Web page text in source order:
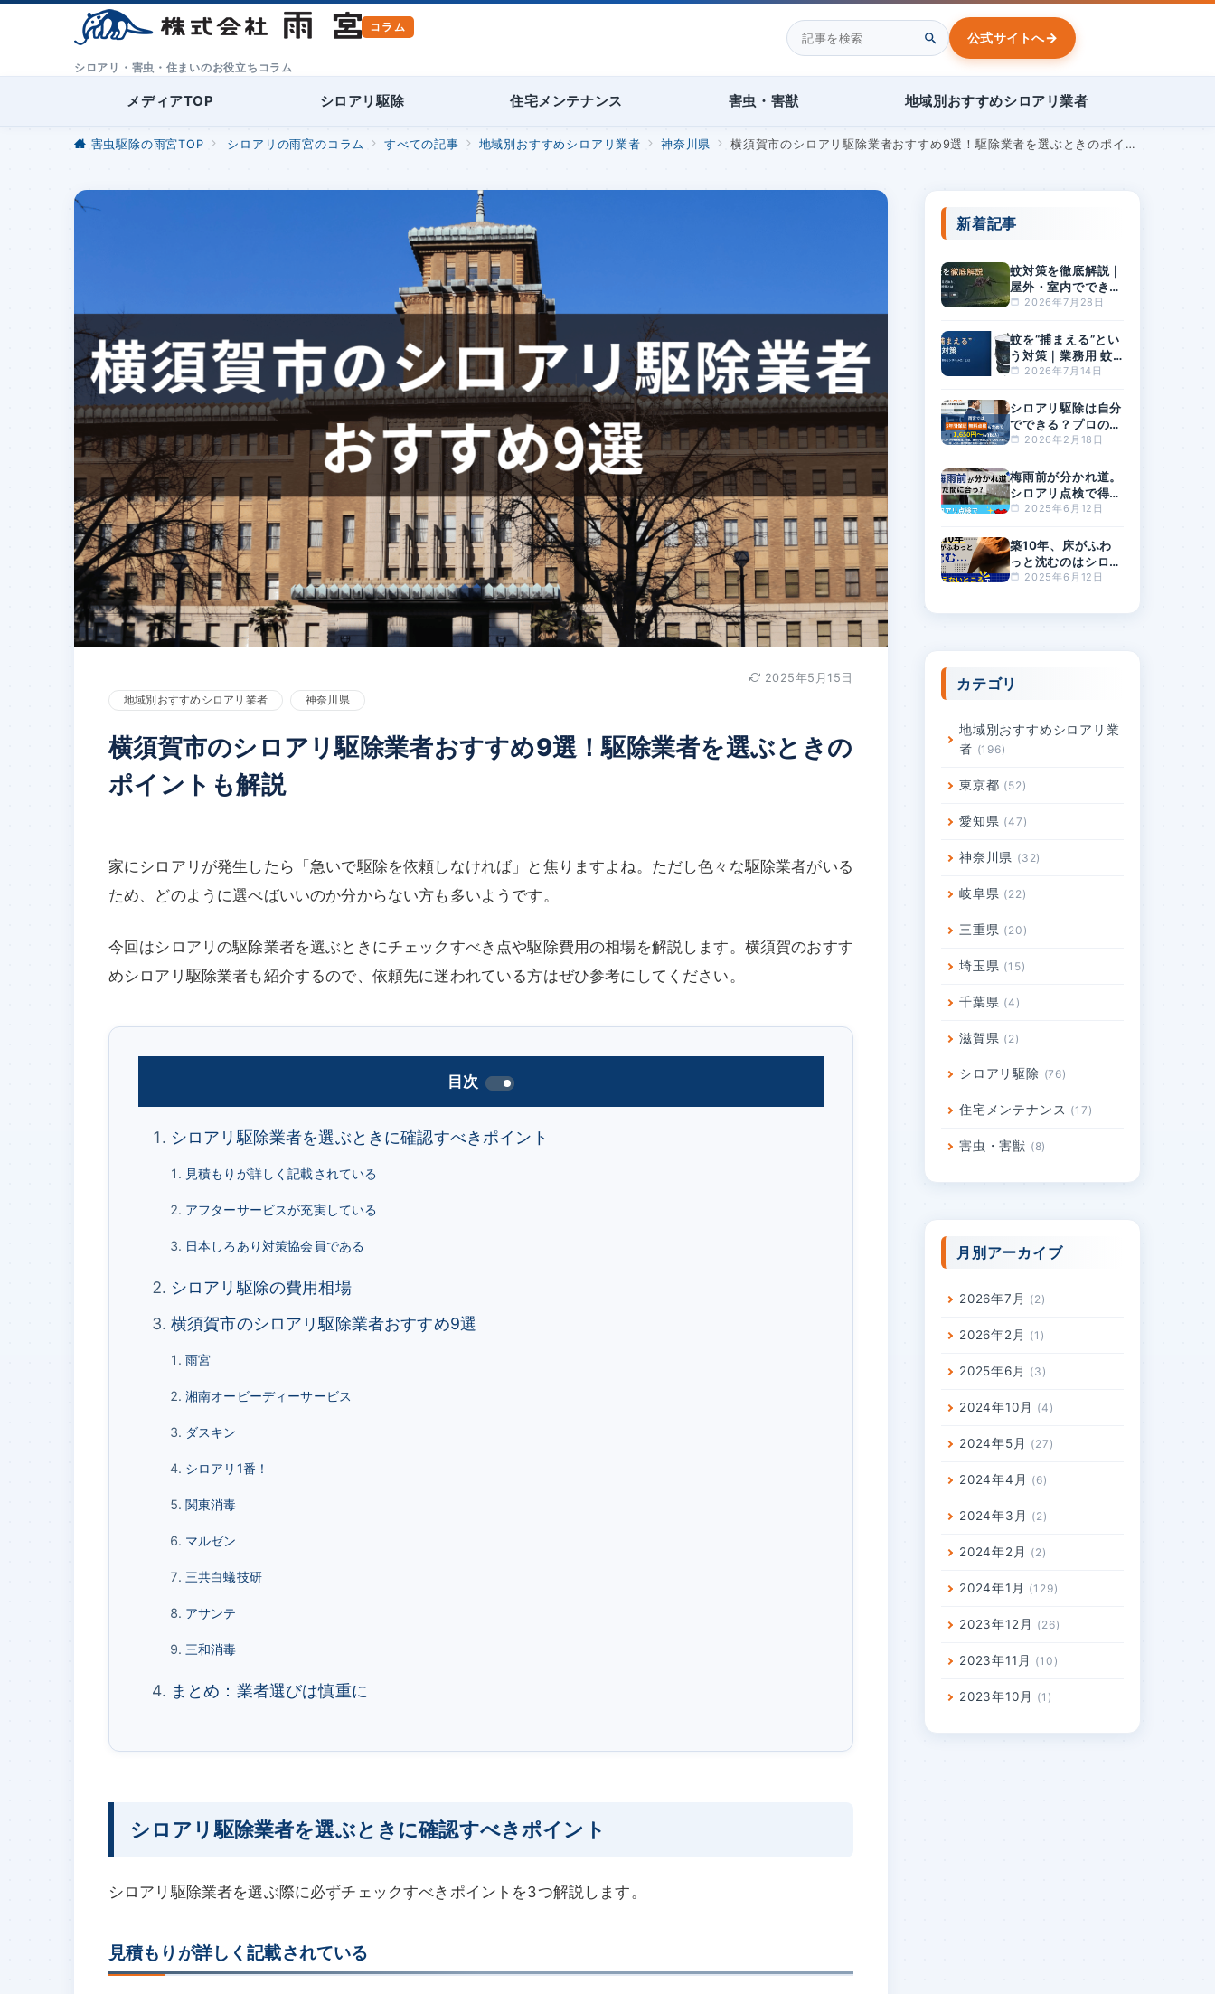
シロアリ・害虫・住まいのお役立ちコラム
公式サイトへ→
メディアTOP シロアリ駆除 住宅メンテナンス 害虫・害獣 地域別おすすめシロアリ業者
害虫駆除の雨宮TOP シロアリの雨宮のコラム すべての記事 地域別おすすめシロアリ業者 神奈川県 横須賀市のシロアリ駆除業者おすすめ9選！駆除業者を選ぶときのポイントも解説
2025年5月15日
地域別おすすめシロアリ業者 神奈川県
横須賀市のシロアリ駆除業者おすすめ9選！駆除業者を選ぶときの
ポイントも解説
家にシロアリが発生したら「急いで駆除を依頼しなければ」と焦りますよね。ただし色々な駆除業者がいる
ため、どのように選べばいいのか分からない方も多いようです。
今回はシロアリの駆除業者を選ぶときにチェックすべき点や駆除費用の相場を解説します。横須賀のおすす
めシロアリ駆除業者も紹介するので、依頼先に迷われている方はぜひ参考にしてください。
目次
シロアリ駆除業者を選ぶときに確認すべきポイント
見積もりが詳しく記載されている
アフターサービスが充実している
日本しろあり対策協会員である
シロアリ駆除の費用相場
横須賀市のシロアリ駆除業者おすすめ9選
雨宮
湘南オービーディーサービス
ダスキン
シロアリ1番！
関東消毒
マルゼン
三共白蟻技研
アサンテ
三和消毒
まとめ：業者選びは慎重に
シロアリ駆除業者を選ぶときに確認すべきポイント
シロアリ駆除業者を選ぶ際に必ずチェックすべきポイントを3つ解説します。
見積もりが詳しく記載されている
新着記事
蚊対策を徹底解説｜
屋外・室内でできる
方法と、刺されやす
2026年7月28日
蚊を“捕まえる”とい
う対策｜業務用 蚊
捕獲器「BGセンチ
2026年7月14日
シロアリ駆除は自分
でできる？プロの駆
除費用の相場は？料
クが高まる理由
2026年2月18日
梅雨前が分かれ道。
シロアリ点検で得す
る人・損する人の差
2025年6月12日
築10年、床がふわ
っと沈むのはシロア
リ？原因と対策を徹
2025年6月12日
カテゴリ
地域別おすすめシロアリ業
者
196
東京都 52
愛知県 47
神奈川県 32
岐阜県 22
三重県 20
埼玉県 15
千葉県 4
滋賀県 2
シロアリ駆除 76
住宅メンテナンス 17
害虫・害獣 8
月別アーカイブ
2026年7月 2
2026年2月 1
2025年6月 3
2024年10月 4
2024年5月 27
2024年4月 6
2024年3月 2
2024年2月 2
2024年1月 129
2023年12月 26
2023年11月 10
2023年10月 1